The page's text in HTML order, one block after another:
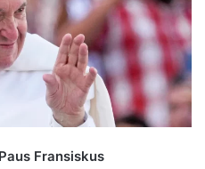
Fransiskus